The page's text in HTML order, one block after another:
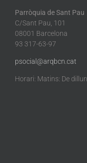
Parròquia de Sant Pau
C/Sant Pau, 101
08001 Barcelona
93 317-63-97
psocial@arqbcn.cat
Horari: Matins: De